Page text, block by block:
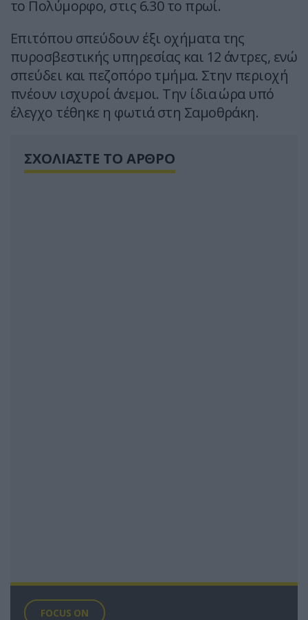
το Πολύμορφο, στις 6.30 το πρωί.
Επιτόπου σπεύδουν έξι οχήματα της
πυροσβεστικής υπηρεσίας και 12 άντρες, ενώ
σπεύδει και πεζοπόρο τμήμα. Στην περιοχή
πνέουν ισχυροί άνεμοι. Την ίδια ώρα υπό
έλεγχο τέθηκε η φωτιά στη Σαμοθράκη.
ΣΧΟΛΙΑΣΤΕ ΤΟ ΑΡΘΡΟ
FOCUS ON